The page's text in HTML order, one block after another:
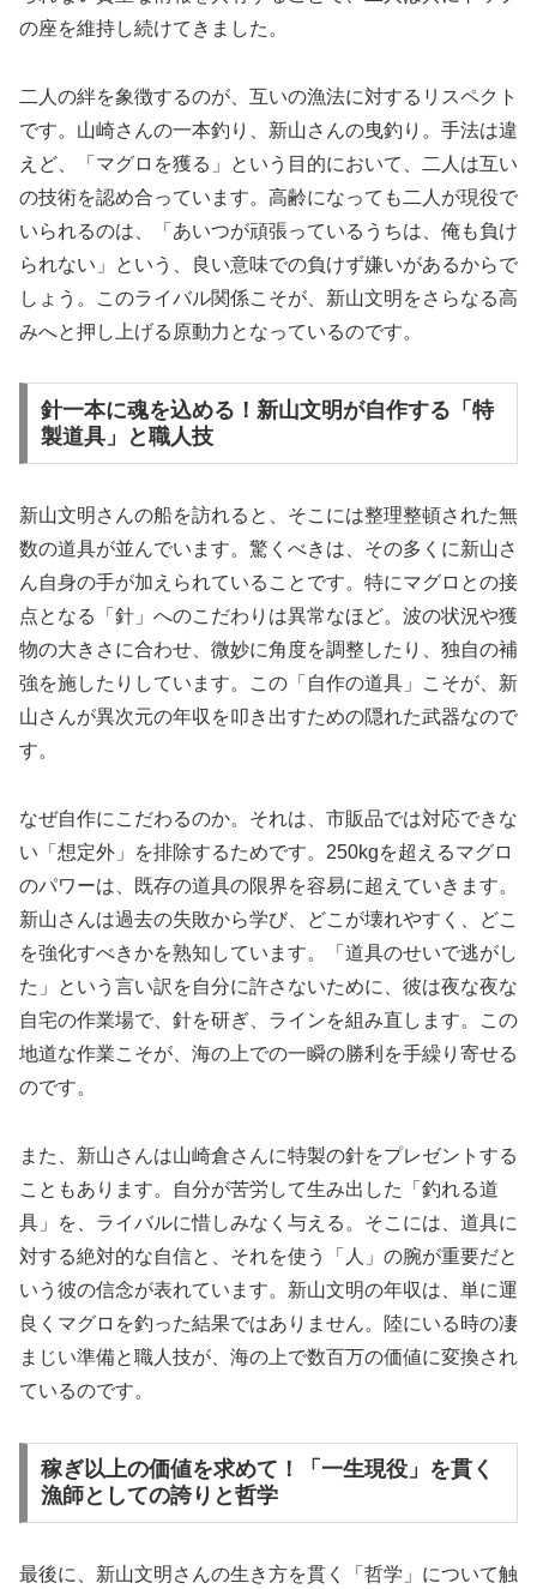
の座を維持し続けてきました。
二人の絆を象徴するのが、互いの漁法に対するリスペクト
です。山崎さんの一本釣り、新山さんの曳釣り。手法は違
えど、「マグロを獲る」という目的において、二人は互い
の技術を認め合っています。高齢になっても二人が現役で
いられるのは、「あいつが頑張っているうちは、俺も負け
られない」という、良い意味での負けず嫌いがあるからで
しょう。このライバル関係こそが、新山文明をさらなる高
みへと押し上げる原動力となっているのです。
針一本に魂を込める！新山文明が自作する「特
製道具」と職人技
新山文明さんの船を訪れると、そこには整理整頓された無
数の道具が並んでいます。驚くべきは、その多くに新山さ
ん自身の手が加えられていることです。特にマグロとの接
点となる「針」へのこだわりは異常なほど。波の状況や獲
物の大きさに合わせ、微妙に角度を調整したり、独自の補
強を施したりしています。この「自作の道具」こそが、新
山さんが異次元の年収を叩き出すための隠れた武器なので
す。
なぜ自作にこだわるのか。それは、市販品では対応できな
い「想定外」を排除するためです。250kgを超えるマグロ
のパワーは、既存の道具の限界を容易に超えていきます。
新山さんは過去の失敗から学び、どこが壊れやすく、どこ
を強化すべきかを熟知しています。「道具のせいで逃がし
た」という言い訳を自分に許さないために、彼は夜な夜な
自宅の作業場で、針を研ぎ、ラインを組み直します。この
地道な作業こそが、海の上での一瞬の勝利を手繰り寄せる
のです。
また、新山さんは山崎倉さんに特製の針をプレゼントする
こともあります。自分が苦労して生み出した「釣れる道
具」を、ライバルに惜しみなく与える。そこには、道具に
対する絶対的な自信と、それを使う「人」の腕が重要だと
いう彼の信念が表れています。新山文明の年収は、単に運
良くマグロを釣った結果ではありません。陸にいる時の凄
まじい準備と職人技が、海の上で数百万の価値に変換され
ているのです。
稼ぎ以上の価値を求めて！「一生現役」を貫く
漁師としての誇りと哲学
最後に、新山文明さんの生き方を貫く「哲学」について触